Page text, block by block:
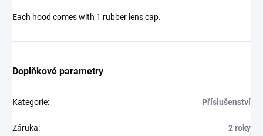
Each hood comes with 1 rubber lens cap.
Doplňkové parametry
Kategorie: Příslušenství
Záruka: 2 roky